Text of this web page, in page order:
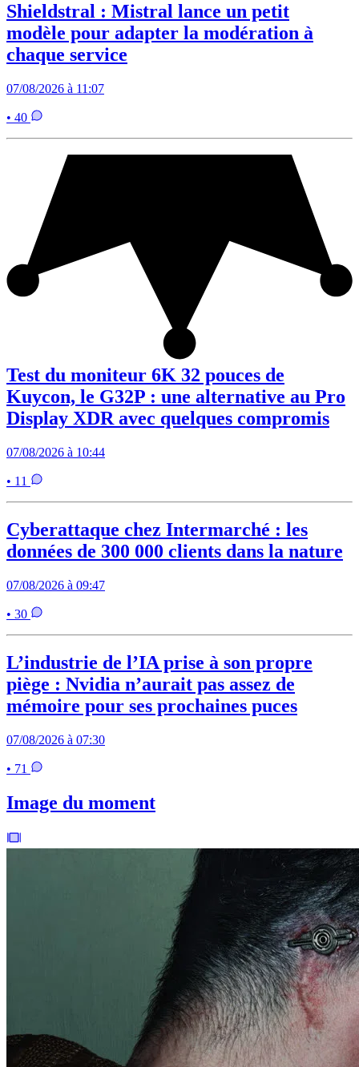
Shieldstral : Mistral lance un petit
modèle pour adapter la modération à
chaque service
07/08/2026 à 11:07
• 40
Test du moniteur 6K 32 pouces de
Kuycon, le G32P : une alternative au Pro
Display XDR avec quelques compromis
07/08/2026 à 10:44
• 11
Cyberattaque chez Intermarché : les
données de 300 000 clients dans la nature
07/08/2026 à 09:47
• 30
L’industrie de l’IA prise à son propre
piège : Nvidia n’aurait pas assez de
mémoire pour ses prochaines puces
07/08/2026 à 07:30
• 71
Image du moment